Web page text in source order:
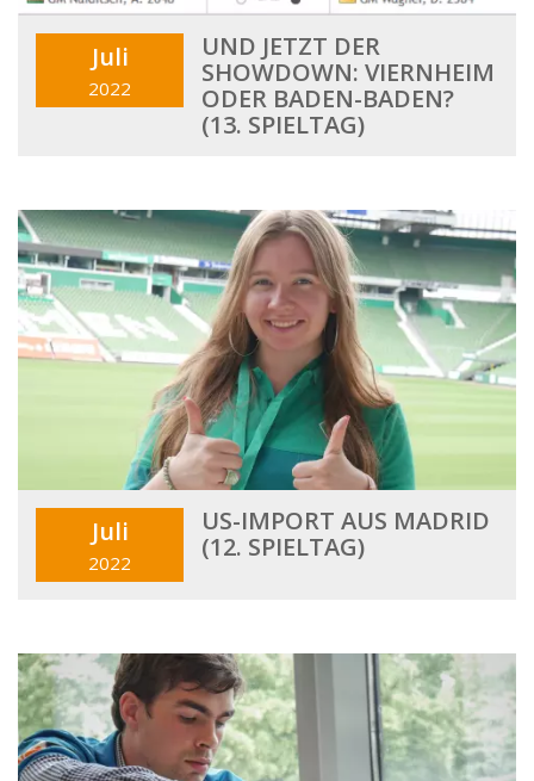
Juli
2022
UND JETZT DER
SHOWDOWN: VIERNHEIM
ODER BADEN-BADEN?
(13. SPIELTAG)
Juli
2022
US-IMPORT AUS MADRID
(12. SPIELTAG)